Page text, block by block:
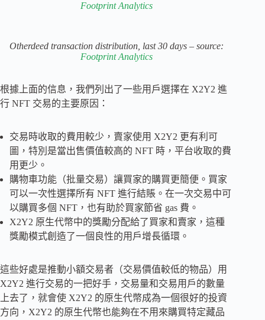
Footprint Analytics
Otherdeed transaction distribution, last 30 days – source:
Footprint Analytics
根據上面的信息，我們列出了一些用戶選擇在 X2Y2 進
行 NFT 交易的主要原因：
交易時收取的費用較少，賣家使用 X2Y2 更有利可
圖，特別是當出售價值較高的 NFT 時，平台收取的費
用更少。
購物車功能（批量交易）讓買家的購買更簡便。買家
可以一次性選擇所有 NFT 進行結賬。在一次交易中可
以購買多個 NFT，也有助於買家節省 gas 費。
X2Y2 原生代幣中的獎勵分配給了買家和賣家，這種
獎勵模式創造了一個良性的用戶增長循環。
這些好處是推動小額交易者（交易價值較低的物品）用
X2Y2 進行交易的一把好手，交易量和交易用戶的數量
上去了，就會使 X2Y2 的原生代幣成為一個很好的投資
方向，X2Y2 的原生代幣也能夠在不用來購買特定藏品